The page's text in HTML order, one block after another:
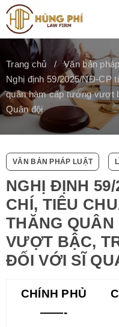
Trang chủ
Văn bản
Nghị định 59/2025/NĐ-CP
quân hàm cấp tướng vượt
Quân đội
VĂN BẢN PHÁP LUẬT
NGHỊ ĐỊNH
CHÍ, TIÊU
THĂNG
VƯỢT BẬC,
ĐỐI VỚI SĨ
CHÍNH PHỦ
——-